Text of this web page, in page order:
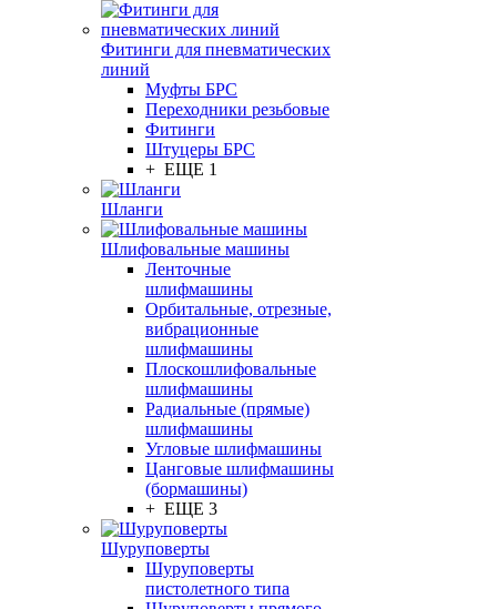
Фитинги для пневматических
линий
Муфты БРС
Переходники резьбовые
Фитинги
Штуцеры БРС
+ ЕЩЕ 1
Шланги
Шлифовальные машины
Ленточные
шлифмашины
Орбитальные, отрезные,
вибрационные
шлифмашины
Плоскошлифовальные
шлифмашины
Радиальные (прямые)
шлифмашины
Угловые шлифмашины
Цанговые шлифмашины
(бормашины)
+ ЕЩЕ 3
Шуруповерты
Шуруповерты
пистолетного типа